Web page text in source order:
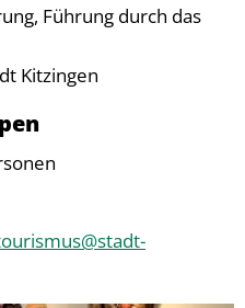
Führung durch das
Kitzingen